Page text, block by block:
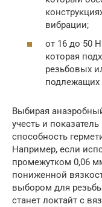
вибрации;
от 16 до 50
которая
резьбовых
подлежащих
Выбирая
учесть и
способность
Например, если
промежутком 0,06
пониженной
выбором для
станет локтайт с